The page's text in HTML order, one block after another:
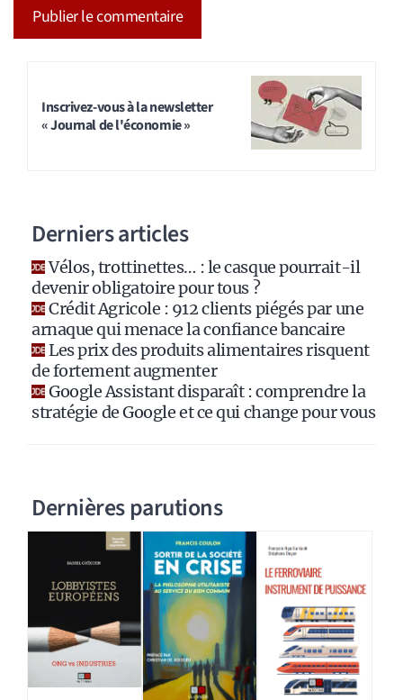
Inscrivez-vous à la newsletter
« Journal de l'économie »
Derniers articles
Vélos, trottinettes… : le casque pourrait-il
devenir obligatoire pour tous ?
Crédit Agricole : 912 clients piégés par une
arnaque qui menace la confiance bancaire
Les prix des produits alimentaires risquent
de fortement augmenter
Google Assistant disparaît : comprendre la
stratégie de Google et ce qui change pour vous
Dernières parutions